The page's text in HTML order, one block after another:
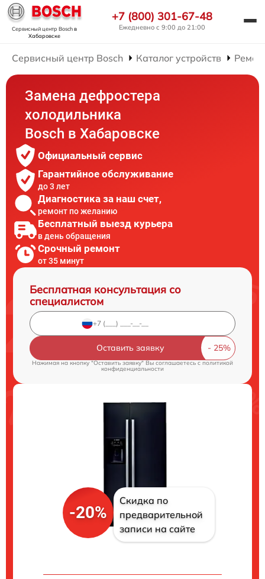
Сервисный центр Boschв
Хабаровске
+7 (800) 301-67-48
Ежедневно с 9:00 до 21:00
Сервисный центр Bosch Каталог устройств
Замена дефростера
холодильника
Bosch в Хабаровске
Официальный сервис
Гарантийное обслуживание
до 3 лет
Диагностика за наш счет,
ремонт по желанию
Бесплатный выезд курьера
в день обращения
Срочный ремонт
от 35 минут
Бесплатная консультация со
специалистом
Оставить заявку
Нажимая на кнопку "Оставить заявку" Вы соглашаетесь cполитикой
конфиденциальности
-20%
Скидка по
предварительной
записи на сайте